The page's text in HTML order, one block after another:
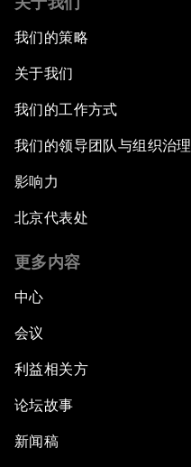
我们的策略
关于我们
我们的工作方式
我们的领导团队与组织治理
影响力
北京代表处
更多内容
中心
会议
利益相关方
论坛故事
新闻稿